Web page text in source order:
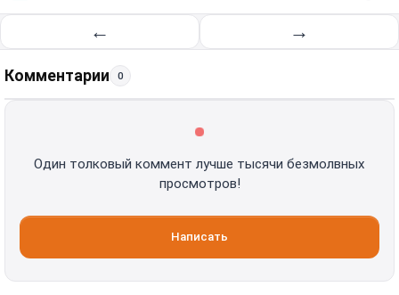
← →
Комментарии 0
Один толковый коммент лучше тысячи безмолвных
просмотров!
Написать